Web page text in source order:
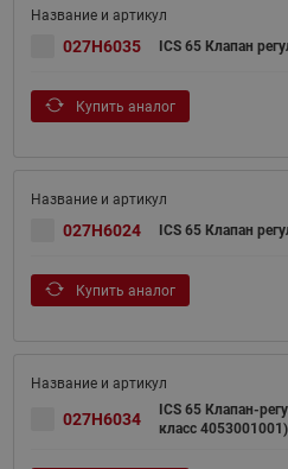
027H6035 ICS 65 Клапан
Купить аналог
027H6024 ICS 65 Клапан
Купить аналог
027H6034
ICS 65 Клапан-
класс 4053001001)